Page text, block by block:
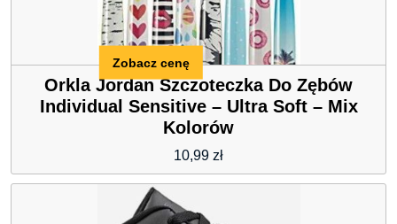
Orkla Jordan Szczoteczka Do Zębów
Individual Sensitive – Ultra Soft – Mix
Kolorów
10,99 zł
Zobacz cenę